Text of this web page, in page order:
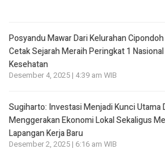
Posyandu Mawar Dari Kelurahan
Cetak Sejarah Meraih Peringkat 1
Kesehatan
Desember 4, 2025 | 4:39 am WIB
Sugiharto: Investasi Menjadi Kunci Utama
Menggerakan Ekonomi Lokal Sekaligus
Lapangan Kerja Baru
Desember 2, 2025 | 6:16 am WIB